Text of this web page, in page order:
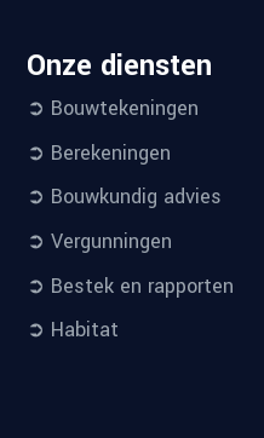
Onze diensten
➲ Bouwtekeningen
➲ Berekeningen
➲ Bouwkundig advies
➲ Vergunningen
➲ Bestek en rapporten
➲ Habitat